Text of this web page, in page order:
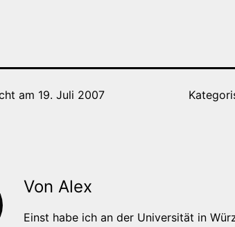
am 19. Juli 2007
Von Alex
Einst habe ich an der Universität in